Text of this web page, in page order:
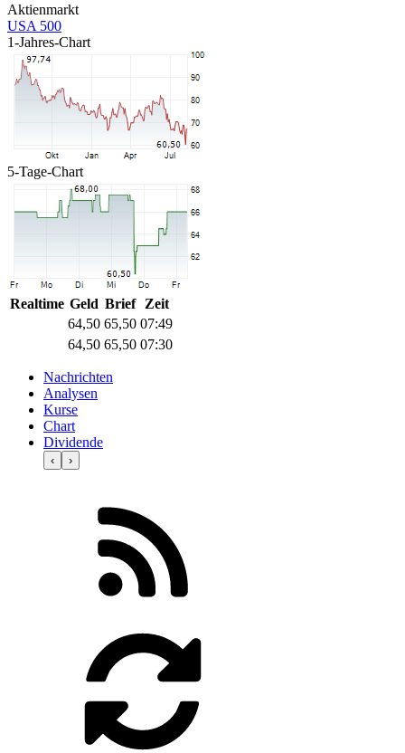
Aktienmarkt
USA 500
1-Jahres-Chart
5-Tage-Chart
Realtime Geld Brief
Zeit
64,50 65,50 07:49
64,50 65,50 07:30
Nachrichten
Analysen
Kurse
Chart
Dividende
‹ ›